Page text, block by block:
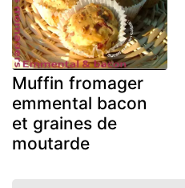
Muffin fromager
emmental bacon
et graines de
moutarde